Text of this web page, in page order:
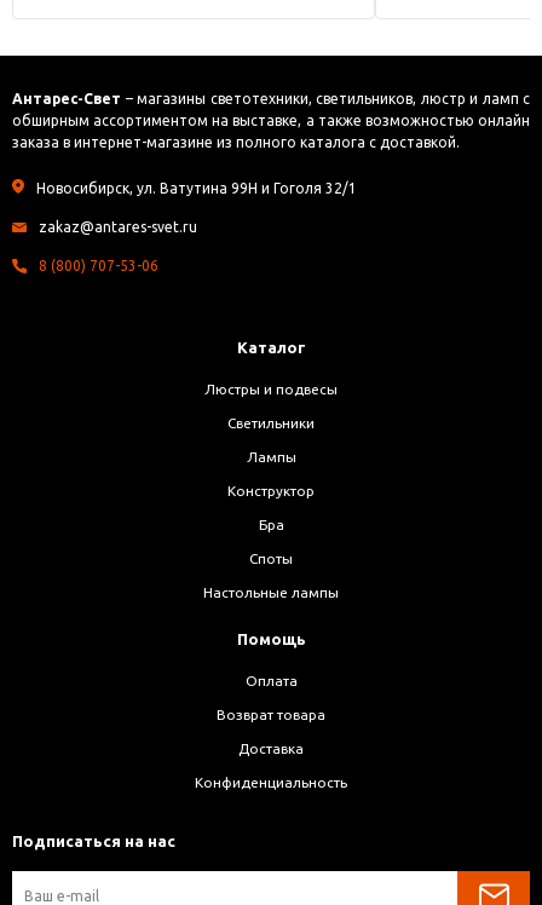
Антарес-Свет – магазины светотехники, светильников, люстр и ламп с
обширным ассортиментом на выставке, а также возможностью онлайн
заказа в интернет-магазине из полного каталога с доставкой.
Новосибирск, ул. Ватутина 99Н и Гоголя 32/1
zakaz@antares-svet.ru
8 (800) 707-53-06
Каталог
Люстры и подвесы
Светильники
Лампы
Конструктор
Бра
Споты
Настольные лампы
Помощь
Оплата
Возврат товара
Доставка
Конфиденциальность
Подписаться на нас